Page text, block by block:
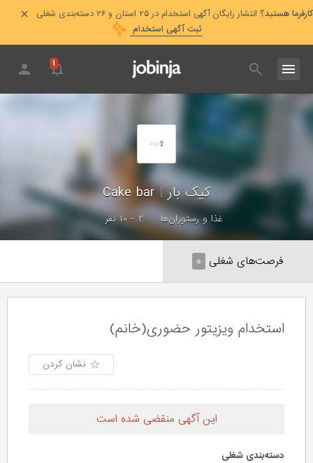
کارفرما هستید؟ انتشار رایگان آگهی استخدام در ۲۵ استان و ۲۶ دسته‌بندی شغلی
ثبت آگهی استخدام
۱
کیک بار|
Cake bar
غذا و رستوران‌ها ۲ - ۱۰ نفر
فرصت‌های شغلی ۰
استخدام ویزیتور حضوری(خانم)
نشان کردن
این آگهی منقضی شده است
دسته‌بندی شغلی